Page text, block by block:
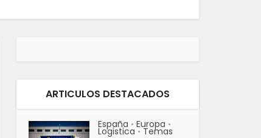
ARTICULOS DESTACADOS
España • Europa •
Logistica • Temas